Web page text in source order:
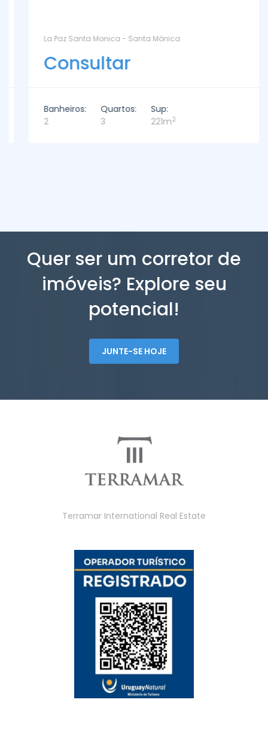
La Paz Santa Monica - Santa Mónica
Consultar
Banheiros:
Quartos:
Sup:
221m2
Quer ser um corretor de
imóveis? Explore seu
potencial!
JUNTE-SE HOJE
Terramar International Real Estate